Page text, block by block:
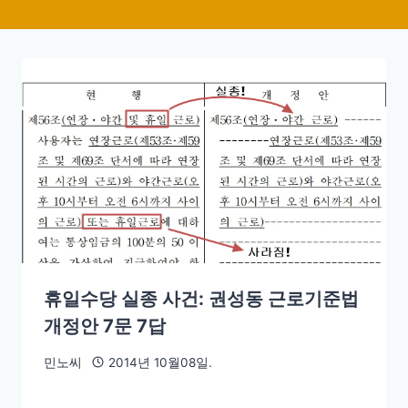
휴일수당 실종 사건: 권성동 근로기준법
개정안 7문 7답
민노씨 2014년 10월08일.